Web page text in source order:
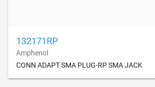
132171RP
Amphenol
CONN ADAPT SMA PLUG-RP SMA JACK